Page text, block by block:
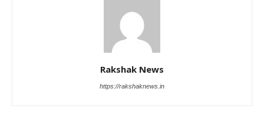
Rakshak News
https://rakshaknews.in